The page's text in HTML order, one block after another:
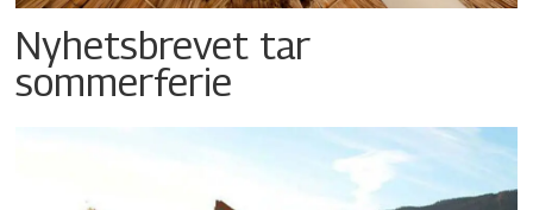
Nyhetsbrevet tar
sommerferie